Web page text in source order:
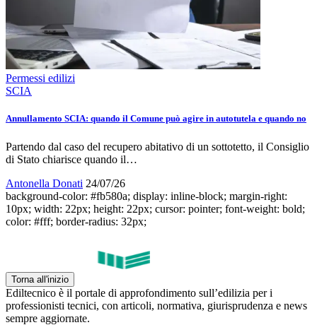
Permessi edilizi
SCIA
Annullamento SCIA: quando il Comune può agire in autotutela e quando no
Partendo dal caso del recupero abitativo di un sottotetto, il Consiglio
di Stato chiarisce quando il…
Antonella Donati 24/07/26
background-color: #fb580a; display: inline-block; margin-right:
10px; width: 22px; height: 22px; cursor: pointer; font-weight: bold;
color: #fff; border-radius: 32px;
Torna all'inizio
Ediltecnico è il portale di approfondimento sull’edilizia per i
professionisti tecnici, con articoli, normativa, giurisprudenza e news
sempre aggiornate.